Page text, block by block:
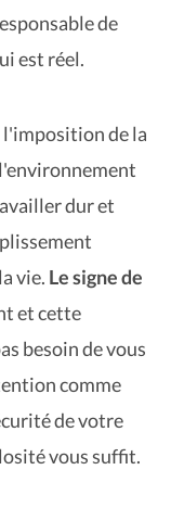
de
est réel.
l'imposition de la
dur et
vie. Le signe de
et cette
besoin de vous
comme
de votre
vous suffit.